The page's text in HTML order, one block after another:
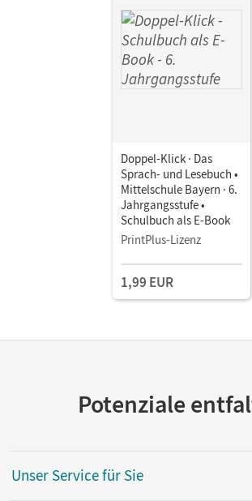
Doppel-Klick · Das
Sprach- und Lesebuch •
Mittelschule Bayern · 6.
Jahrgangsstufe •
Schulbuch als E-Book
PrintPlus-Lizenz
1,99 EUR
Potenziale
Unser Service für Sie